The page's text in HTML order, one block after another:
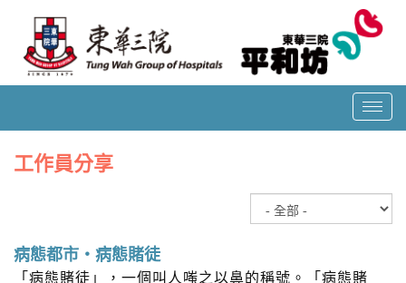
T
o
l
工作員分享
病態都市‧病態賭徒
「病態賭徒」，一個叫人嗤之以鼻的稱號。「病態賭